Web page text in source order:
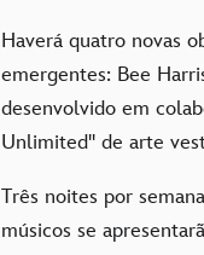
Haverá quatro novas
emergentes: Bee
desenvolvido em
Unlimited'' de arte
Três noites por
músicos se